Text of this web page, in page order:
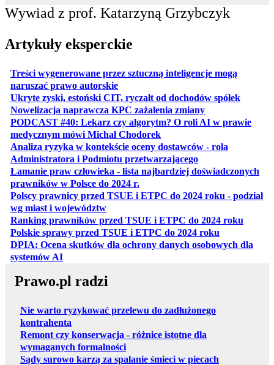
Wywiad z prof. Katarzyną Grzybczyk
Artykuły eksperckie
Treści wygenerowane przez sztuczną inteligencje mogą
naruszać prawo autorskieotwiera się w nowej karcie
Ukryte zyski, estoński CIT, ryczałt od dochodów spółekotwiera
Nowelizacja naprawcza KPC zażalenia zmianyotwiera się w
PODCAST #40: Lekarz czy algorytm? O roli AI w prawie
medycznym mówi Michał Chodorekotwiera się w nowej karcie
Analiza ryzyka w kontekście oceny dostawców - rola
Administratora i Podmiotu przetwarzającegootwiera się w
Łamanie praw człowieka - lista najbardziej doświadczonych
prawników w Polsce do 2024 r.
Polscy prawnicy przed TSUE i ETPC do 2024 roku - podział
wg miast i województwotwiera się w nowej karcie
Ranking prawników przed TSUE i ETPC do 2024 roku
Polskie sprawy przed TSUE i ETPC do 2024 roku
DPIA: Ocena skutków dla ochrony danych osobowych dla
systemów AIotwiera się w nowej karcie
Prawo.pl radzi
Nie warto ryzykować przelewu do zadłużonego
kontrahenta
Remont czy konserwacja - różnice istotne dla
wymaganych formalności
Sądy surowo karzą za spalanie śmieci w piecach